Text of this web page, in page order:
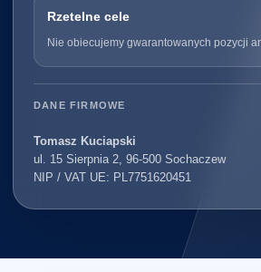
Rzetelne cele
Nie obiecujemy gwarantowanych pozycji
DANE FIRMOWE
Tomasz Kuciapski
ul. 15 Sierpnia 2, 96-500 Sochaczew
NIP / VAT UE: PL7751620451